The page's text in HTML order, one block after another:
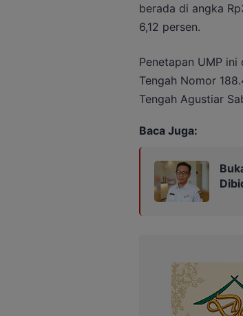
berada di angka
6,12 persen.
Penetapan UMP ini
Tengah Nomor
Tengah Agustiar
Baca Juga: